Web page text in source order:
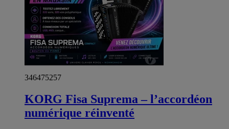
346475257
KORG Fisa Suprema – l’accordéon
numérique réinventé